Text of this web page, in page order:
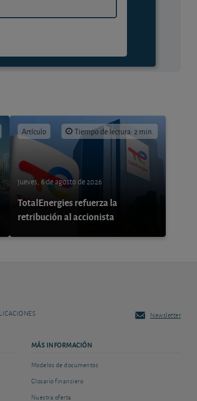
Artículo Tiempo de lectura: 2 min.
jueves, 6 de agosto de 2026
TotalEnergies refuerza la
retribución al accionista
Newsletter
MÁS INFORMACIÓN
Modelos de documentos
Glosario financiero
Nuestra oferta